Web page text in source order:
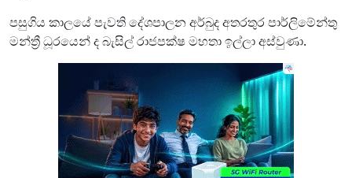
පසුගිය කාලයේ පැවති දේශපාලන අර්බුද අතරතුර පාර්ලිමේන්තු
මන්ත්‍රී ධූරයෙන් ද බැසිල් රාජපක්ෂ මහතා ඉල්ලා අස්වුණා.